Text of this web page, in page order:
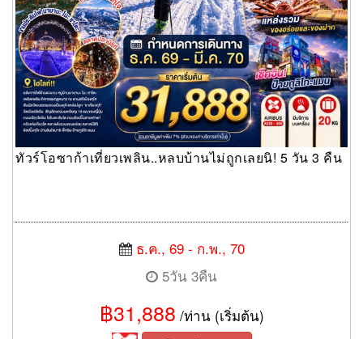
ทัวร์โอซาก้าเที่ยวเพลิน..หลบบ้านไม่ถูกเลยนิ! 5 วัน 3 คืน
ธ.ค., 69 - ก.พ., 70
5วัน 3คืน
฿31,888 /ท่าน (เริ่มต้น)